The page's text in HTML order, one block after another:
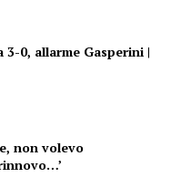
0, allarme Gasperini |
non volevo